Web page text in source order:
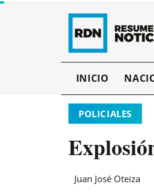
INICIO
POLICIALES
Juan José Oteiza